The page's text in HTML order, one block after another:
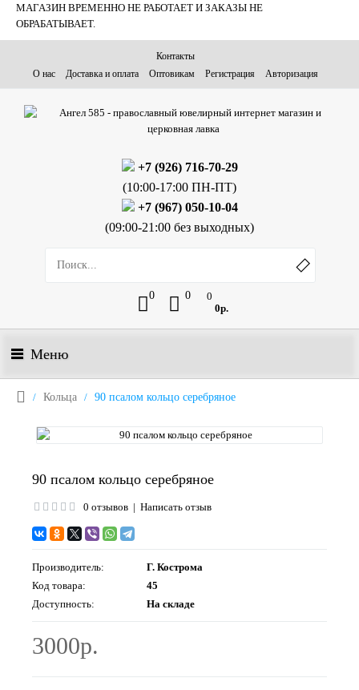
МАГАЗИН ВРЕМЕННО НЕ РАБОТАЕТ И ЗАКАЗЫ НЕ
ОБРАБАТЫВАЕТ.
Контакты
О нас
Доставка и оплата Оптовикам Регистрация Авторизация
+7 (926) 716-70-29
(10:00-17:00 ПН-ПТ)
+7 (967) 050-10-04
(09:00-21:00 без выходных)
0 0
0
0р.
Меню
Кольца 90 псалом кольцо серебряное
90 псалом кольцо серебряное
0 отзывов | Написать отзыв
Производитель:
Г. Кострома
Код товара:
45
Доступность:
На складе
3000р.